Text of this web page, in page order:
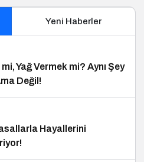
Yeni Haberler
Yağ Vermek mi? Aynı Şey
Değil!
Hayallerini